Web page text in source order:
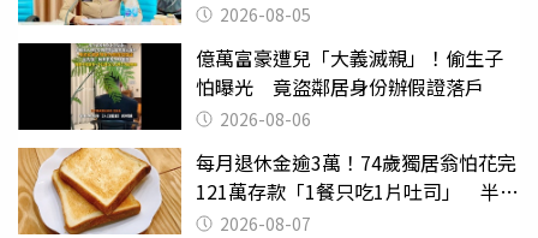
2026-08-05
億萬富豪遭兒「大義滅親」！偷生子
怕曝光 竟盜鄰居身份辦假證落戶
2026-08-06
每月退休金逾3萬！74歲獨居翁怕花完
121萬存款「1餐只吃1片吐司」 半年
後暴瘦嚇壞女兒
2026-08-07